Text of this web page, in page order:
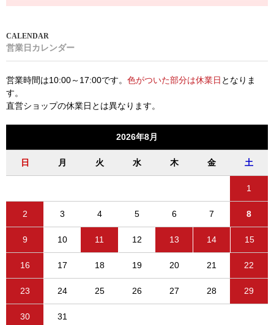
営業日カレンダー
営業時間は10:00～17:00です。 色がついた部分は休業日 となりま
す。
直営ショップの休業日とは異なります。
2026年8月
日 月 火 水 木 金 土
1
2 3 4 5 6 7 8
9 10 11 12 13 14 15
16 17 18 19 20 21 22
23 24 25 26 27 28 29
30 31